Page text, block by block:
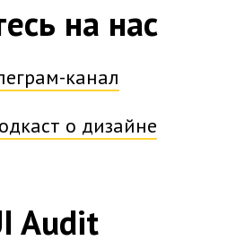
на нас
канал
о дизайне
Audit